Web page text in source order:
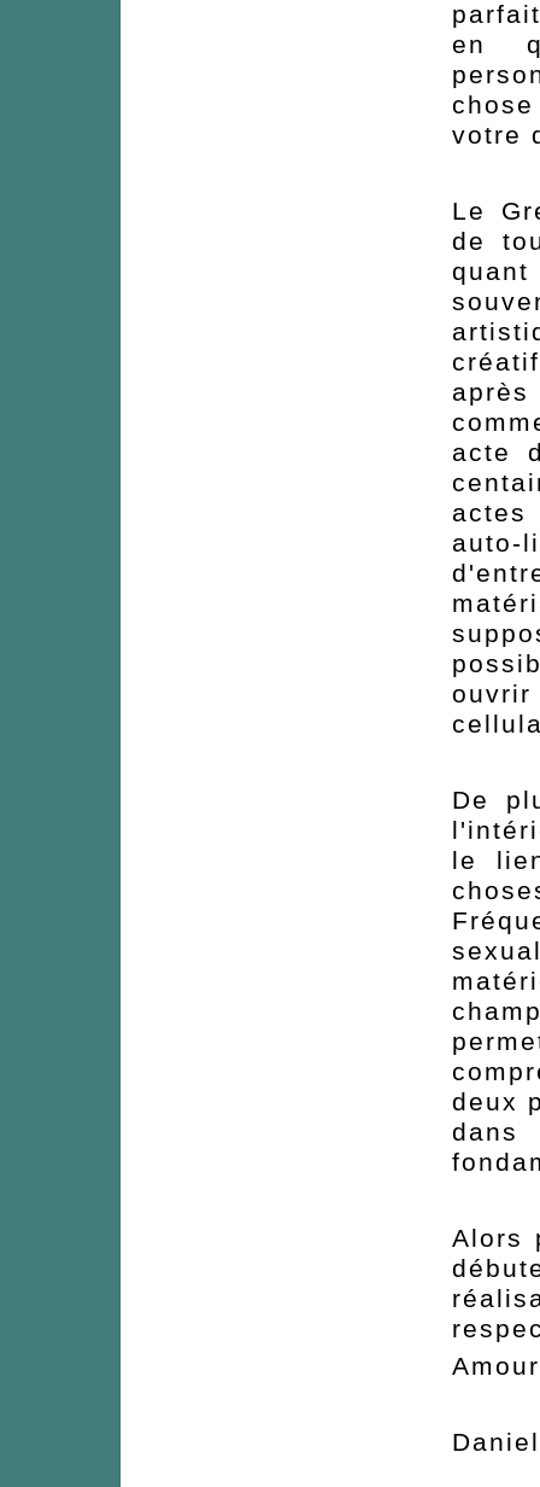
en
votre
Le
de
acte
actes
De
le
deux
dans
Alors
Daniel